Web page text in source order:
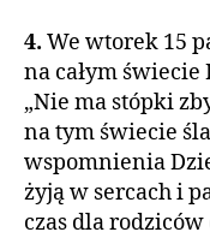
4. We wtorek 15
na całym świecie
„Nie ma stópki
na tym świecie
wspomnienia
żyją w sercach i
czas dla